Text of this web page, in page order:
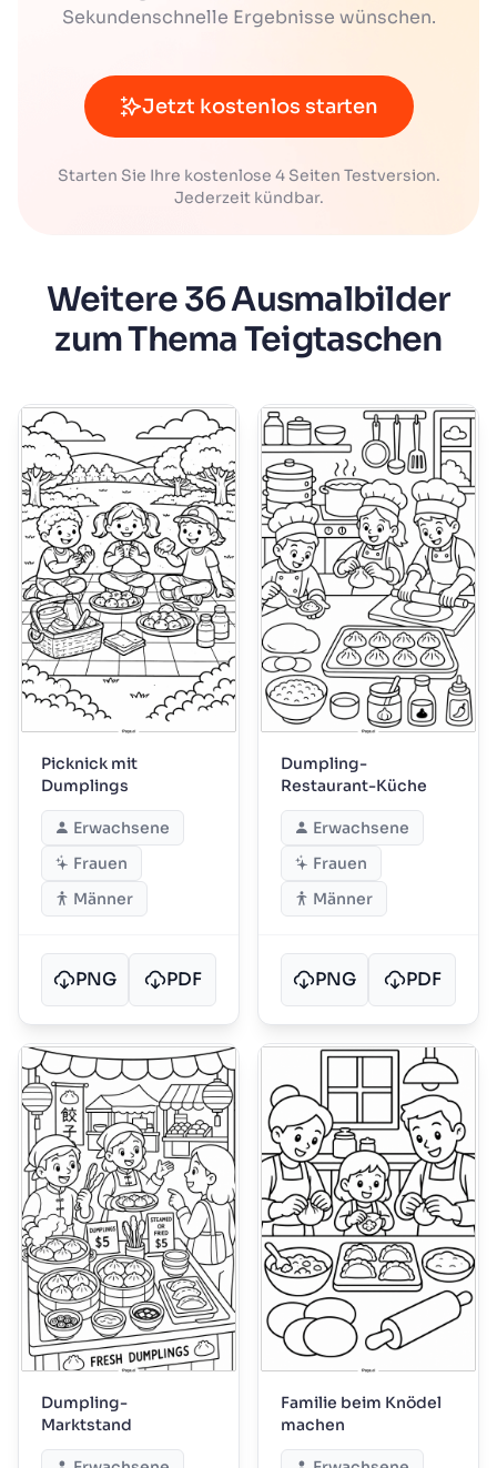
Sekundenschnelle Ergebnisse wünschen.
Jetzt kostenlos starten
Starten Sie Ihre kostenlose 4 Seiten Testversion.
Jederzeit kündbar.
Weitere 36 Ausmalbilder
zum Thema Teigtaschen
Picknick mit
Dumplings
Erwachsene
Frauen
Männer
PNG PDF
Dumpling-
Restaurant-Küche
Erwachsene
Frauen
Männer
PNG PDF
Dumpling-
Marktstand
Familie beim Knödel
machen